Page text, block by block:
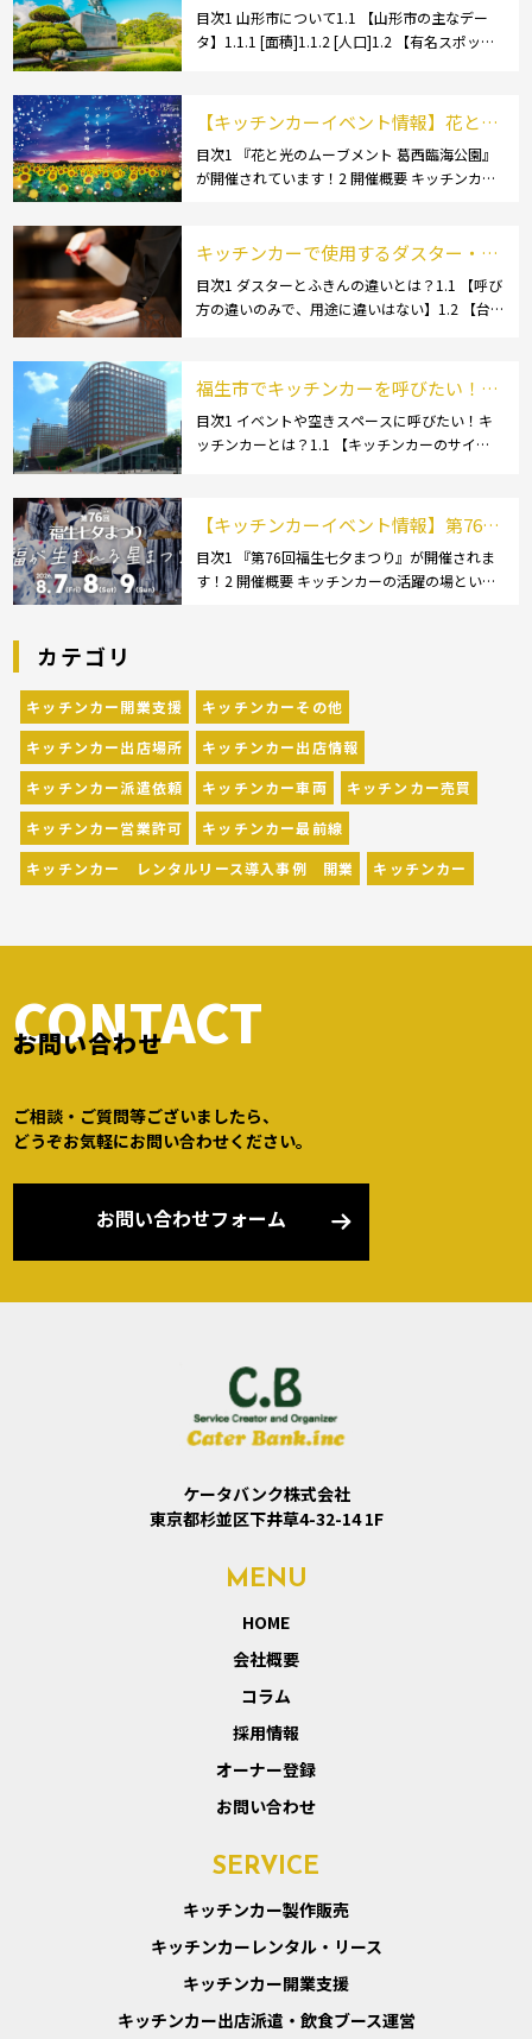
安のレンタル・リース！営業許可取得
の流れも解説！
目次1 山形市について1.1 【山形市の主なデー
タ】1.1.1 [面積]1.1.2 [人口]1.2 【有名スポッ
【キッチンカーイベント情報】花と光
のムーブメント 葛西臨海公園が開催さ
れています！
目次1 『花と光のムーブメント 葛西臨海公園』
が開催されています！2 開催概要 キッチンカー
ルメイベントが催されています。 開業前にキ
キッチンカーで使用するダスター・ふ
きんの選び方とは？おすすめ商品3選
も紹介！
目次1 ダスターとふきんの違いとは？1.1 【呼び
方の違いのみで、用途に違いはない】1.2 【台
特徴2.1 【綿】2.2 【マイクロ […]
福生市でキッチンカーを呼びたい！派
遣してもらうにはどうすれば良いの？
依頼の流れや人気メニューを解説
目次1 イベントや空きスペースに呼びたい！キ
ッチンカーとは？1.1 【キッチンカーのサイ
チンカー:1t～ […]
【キッチンカーイベント情報】第76回
福生七夕まつりが開催されます！
目次1 『第76回福生七夕まつり』が開催されま
す！2 開催概要 キッチンカーの活躍の場といえ
カテゴリ
キッチンカー開業支援
キッチンカーその他
キッチンカー出店場所
キッチンカー出店情報
キッチンカー派遣依頼
キッチンカー車両
キッチンカー売買
キッチンカー営業許可
キッチンカー最前線
キッチンカー レンタルリース導入事例 開業
キッチンカー
CONTACT
お問い合わせ
ご相談・ご質問等ございましたら、
どうぞお気軽にお問い合わせください。
お問い合わせフォーム
ケータバンク株式会社
東京都杉並区下井草4-32-14 1F
MENU
HOME
会社概要
コラム
採用情報
オーナー登録
お問い合わせ
SERVICE
キッチンカー製作販売
キッチンカーレンタル・リース
キッチンカー開業支援
キッチンカー出店派遣・飲食ブース運営